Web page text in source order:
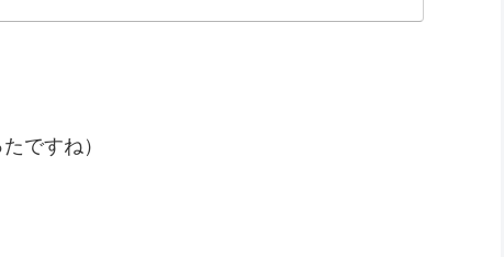
ですね）